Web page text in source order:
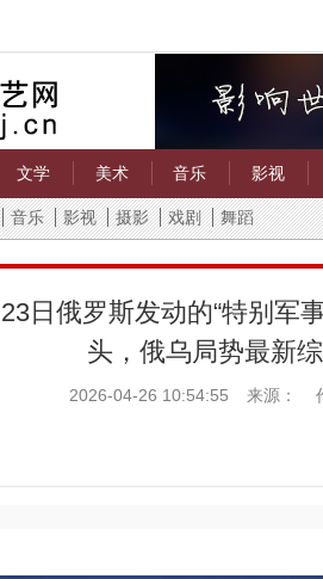
文学 美术 音乐 影视
音乐 影视 摄影 戏剧 舞蹈
日俄罗斯发动的“特别军
头，俄乌局势最新
2026-04-26 10:54:55 来源：